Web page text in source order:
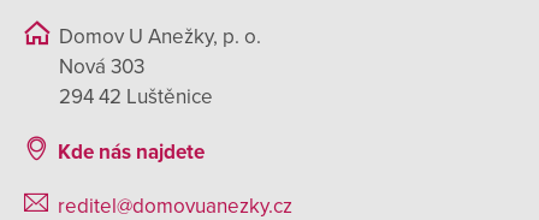
Domov U Anežky, p. o.
Nová 303
294 42 Luštěnice
Kde nás najdete
reditel@domovuanezky.cz